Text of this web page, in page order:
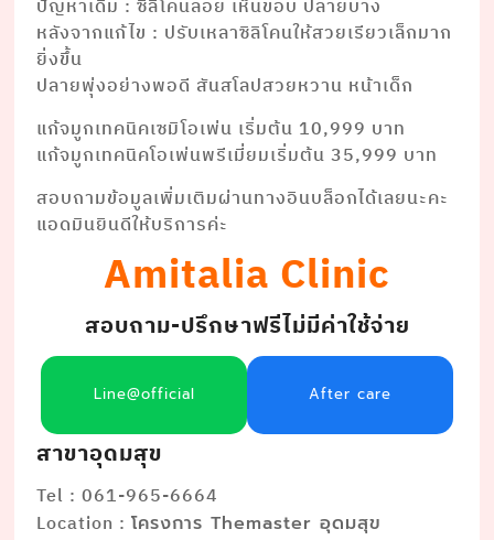
ปัญหาเดิม : ซิลิโคนลอย เห็นขอบ ปลายบาง
หลังจากแก้ไข : ปรับเหลาซิลิโคนให้สวยเรียวเล็กมาก
ยิ่งขึ้น
ปลายพุ่งอย่างพอดี สันสโลปสวยหวาน หน้าเด็ก
แก้จมูกเทคนิคเซมิโอเพ่น เริ่มต้น 10,999 บาท
แก้จมูกเทคนิคโอเพ่นพรีเมี่ยมเริ่มต้น 35,999 บาท
สอบถามข้อมูลเพิ่มเติมผ่านทางอินบล็อกได้เลยนะคะ
แอดมินยินดีให้บริการค่ะ
Amitalia Clinic
สอบถาม-ปรึกษาฟรีไม่มีค่าใช้จ่าย
Line@official After care
สาขาอุดมสุข
Tel : 061-965-6664
Location :โครงการ Themaster อุดมสุข